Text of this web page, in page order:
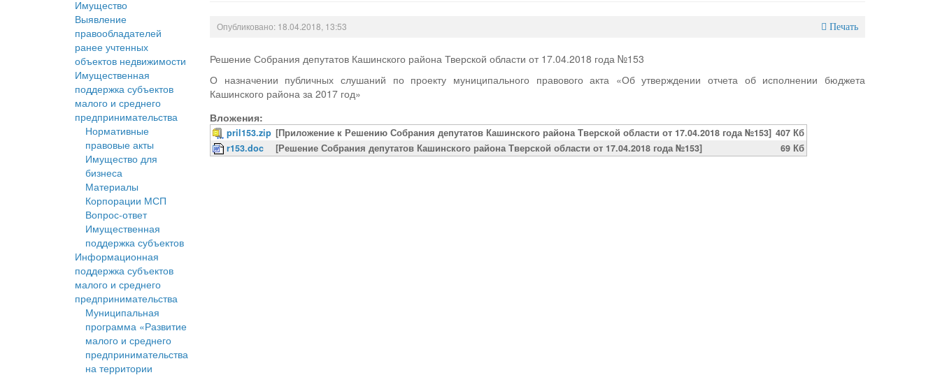
Имущество
Выявление
правообладателей
ранее учтенных
объектов недвижимости
Имущественная
поддержка субъектов
малого и среднего
предпринимательства
Нормативные
правовые акты
Имущество для
бизнеса
Материалы
Корпорации МСП
Вопрос-ответ
Имущественная
поддержка субъектов
Информационная
поддержка субъектов
малого и среднего
предпринимательства
Муниципальная
программа «Развитие
малого и среднего
предпринимательства
на территории
Опубликовано: 18.04.2018, 13:53 Печать
Решение Собрания депутатов Кашинского района Тверской области от 17.04.2018 года №153
О назначении публичных слушаний по проекту муниципального правового акта «Об утверждении отчета об исполнении бюджета
Кашинского района за 2017 год»
Вложения:
pril153.zip [Приложение к Решению Собрания депутатов Кашинского района Тверской области от 17.04.2018 года №153] 407 Кб
r153.doc
[Решение Собрания депутатов Кашинского района Тверской области от 17.04.2018 года №153] 69 Кб